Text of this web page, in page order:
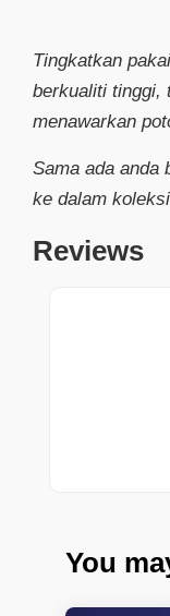
Tingkatkan
berkualiti tinggi,
menawarkan
Sama ada anda
ke dalam
Reviews
You